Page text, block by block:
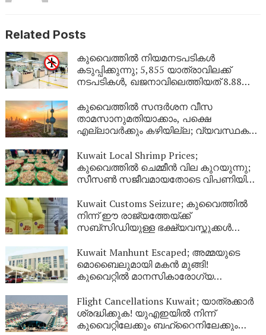
Related Posts
കുവൈത്തിൽ നിയമനടപടികൾ
കടുപ്പിക്കുന്നു; 5,855 യാത്രാവിലക്ക്
നടപടികൾ, ഖജനാവിലെത്തിയത് 8.88
കുവൈത്തിൽ സന്ദർശന വീസ
താമസാനുമതിയാക്കാം, പക്ഷെ
എല്ലാവർക്കും കഴിയില്ല; വ്യവസ്ഥകൾ
Kuwait Local Shrimp Prices;
കുവൈത്തിൽ ചെമ്മീൻ വില കുറയുന്നു;
സീസൺ സജീവമായതോടെ വിപണിയിൽ
Kuwait Customs Seizure; കുവൈത്തിൽ
നിന്ന് ഈ രാജ്യത്തേയ്ക്ക്
സബ്സിഡിയുള്ള ഭക്ഷ്യവസ്തുക്കൾ
Kuwait Manhunt Escaped; അമ്മയുടെ
മൊബൈലുമായി മകൻ മുങ്ങി!
കുവൈറ്റിൽ മാനസികാരോഗ്യ
യുവാവിനായി പോലീസ് തിരച്ചിൽ
Flight Cancellations Kuwait; യാത്രക്കാർ
ശ്രദ്ധിക്കുക! യുഎഇയിൽ നിന്ന്
കുവൈറ്റിലേക്കും ബഹ്‌റൈനിലേക്കും